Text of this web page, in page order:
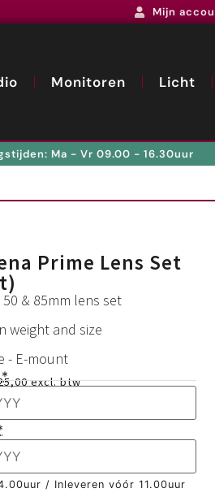
Mijn
Monitoren Licht
Ma - Vr 09.00 - 16.30uur
Prime Lens Set
50 & 85mm lens set
weight and size
- E-mount
*
/ Inleveren vóór 11.00uur
excl. btw